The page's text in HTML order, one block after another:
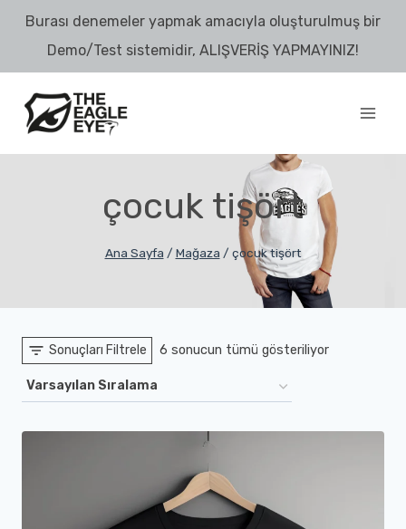
Skip
content
Burası denemeler yapmak amacıyla oluşturulmuş bir
Demo/Test sistemidir, ALIŞVERİŞ YAPMAYINIZ!
çocuk tişört
Ana Sayfa / Mağaza / çocuk tişört
Sonuçları Filtrele 6 sonucun tümü gösteriliyor